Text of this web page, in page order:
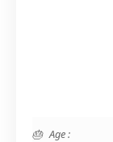
Age :